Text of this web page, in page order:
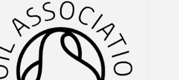
weswegen ich mich
überhaupt für den Kauf
entschieden hatte. Der
Kundenservice hat mir
das zwar 1-2 Tage
danach direkt sehe
freundlich per E-Mail